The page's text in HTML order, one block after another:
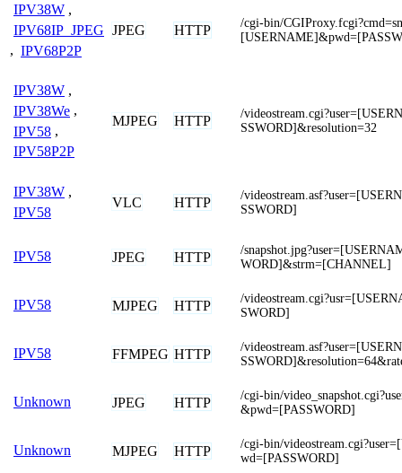
IPV38W ,
IPV68IP_JPEG
, IPV68P2P
JPEG HTTP
/cgi-bin/
IPV38W ,
IPV38We ,
IPV58 ,
IPV58P2P
MJPEG HTTP
/
SSWORD]&resolution=32
IPV38W ,
IPV58
VLC HTTP
/
SSWORD]
IPV58 JPEG HTTP
/
WORD]&strm=[CHANNEL]
IPV58 MJPEG HTTP
/
SWORD]
IPV58 FFMPEG HTTP
/
Unknown JPEG HTTP
/cgi-bin/
&pwd=[PASSWORD]
Unknown MJPEG HTTP
/cgi-bin/
wd=[PASSWORD]